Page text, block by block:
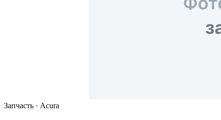
Запчасть · Acura